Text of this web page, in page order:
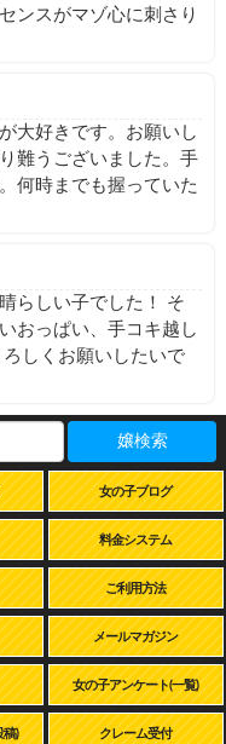
ンスがマゾ心に刺さり
大好きです。お願いし
難うございました。手
何時までも握っていた
らしい子でした！ そ
おっぱい、手コキ越し
しくお願いしたいで
嬢検索
女の子ブログ
料金システム
ご利用方法
メールマガジン
女の子アンケート(一覧)
稿) クレーム受付